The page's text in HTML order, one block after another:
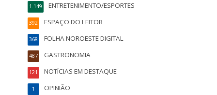
ENTRETENIMENTO/ESPORTES
1.149
ESPAÇO DO LEITOR
392
FOLHA NOROESTE DIGITAL
368
GASTRONOMIA
487
NOTÍCIAS EM DESTAQUE
121
OPINIÃO
1